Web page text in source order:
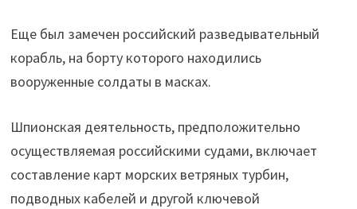
Еще был замечен российский разведывательный
корабль, на борту которого находились
вооруженные солдаты в масках.
Шпионская деятельность, предположительно
осуществляемая российскими судами, включает
составление карт морских ветряных турбин,
подводных кабелей и другой ключевой